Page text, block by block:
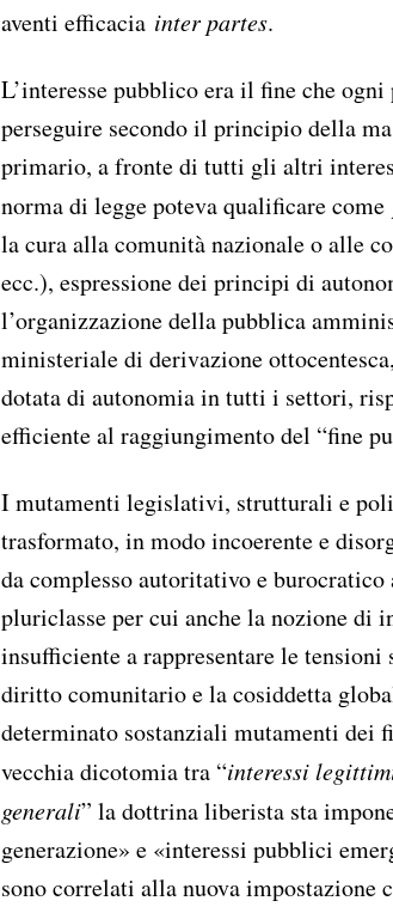
aventi efficacia inter partes.
L’interesse pubblico era il fine che
perseguire secondo il principio della
primario, a fronte di tutti gli altri
norma di legge poteva qualificare come
la cura alla comunità nazionale o alle
ecc.), espressione dei principi di
l’organizzazione della pubblica
ministeriale di derivazione
dotata di autonomia in tutti i settori,
efficiente al raggiungimento del “fine
I mutamenti legislativi, strutturali e
trasformato, in modo incoerente e
da complesso autoritativo e
pluriclasse per cui anche la nozione di
insufficiente a rappresentare le
diritto comunitario e la cosiddetta
determinato sostanziali mutamenti dei
vecchia dicotomia tra “interessi
generali” la dottrina liberista sta
generazione» e «interessi pubblici
sono correlati alla nuova